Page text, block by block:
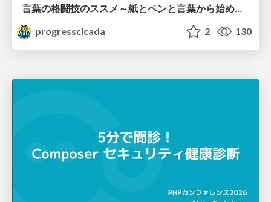
progresscicada
2 130